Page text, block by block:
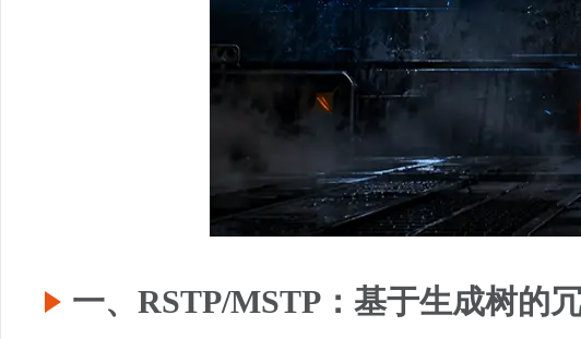
一、RSTP/MSTP：基于生成树的